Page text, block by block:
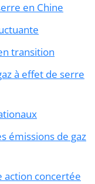
en Chine
transition
à effet de serre
émissions de gaz
action concertée